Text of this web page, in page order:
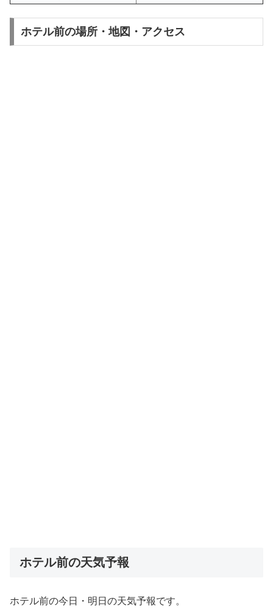
ホテル前の場所・地図・アクセス
ホテル前の天気予報
ホテル前の今日・明日の天気予報です。